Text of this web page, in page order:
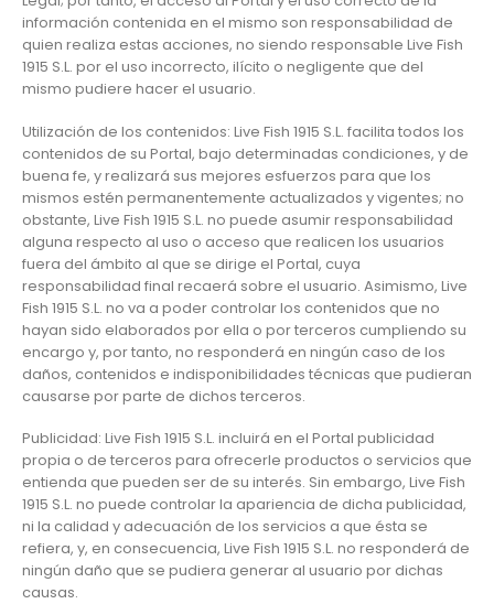
información contenida en el mismo son responsabilidad de
quien realiza estas acciones, no siendo responsable Live Fish
1915 S.L. por el uso incorrecto, ilícito o negligente que del
mismo pudiere hacer el usuario.
Utilización de los contenidos: Live Fish 1915 S.L. facilita todos los
contenidos de su Portal, bajo determinadas condiciones, y de
buena fe, y realizará sus mejores esfuerzos para que los
mismos estén permanentemente actualizados y vigentes; no
obstante, Live Fish 1915 S.L. no puede asumir responsabilidad
alguna respecto al uso o acceso que realicen los usuarios
fuera del ámbito al que se dirige el Portal, cuya
responsabilidad final recaerá sobre el usuario. Asimismo, Live
Fish 1915 S.L. no va a poder controlar los contenidos que no
hayan sido elaborados por ella o por terceros cumpliendo su
encargo y, por tanto, no responderá en ningún caso de los
daños, contenidos e indisponibilidades técnicas que pudieran
causarse por parte de dichos terceros.
Publicidad: Live Fish 1915 S.L. incluirá en el Portal publicidad
propia o de terceros para ofrecerle productos o servicios que
entienda que pueden ser de su interés. Sin embargo, Live Fish
1915 S.L. no puede controlar la apariencia de dicha publicidad,
ni la calidad y adecuación de los servicios a que ésta se
refiera, y, en consecuencia, Live Fish 1915 S.L. no responderá de
ningún daño que se pudiera generar al usuario por dichas
causas.